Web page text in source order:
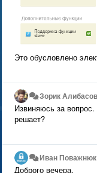
Это обусловлено
Зорик
Извиняюсь за
решает?
Иван
Доброго вечера.